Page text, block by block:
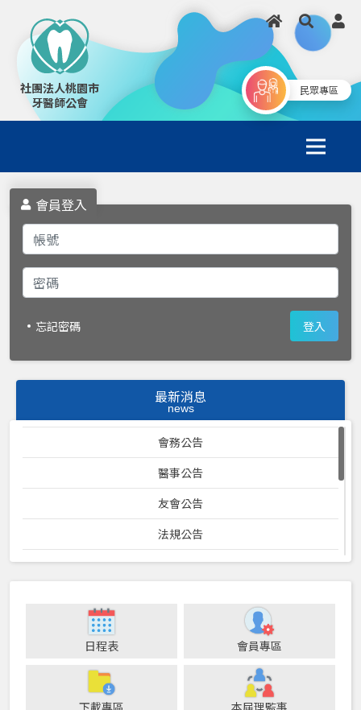
社團法人桃園市
牙醫師公會
民眾專區
會員登入
登入
忘記密碼
最新消息
news
會務公告
醫事公告
友會公告
法規公告
口衛專案計畫
24屆理監事暨各委員會會議記錄
25屆理監事暨各委員會會議記錄
日程表 會員專區
下載專區 本屆理監事